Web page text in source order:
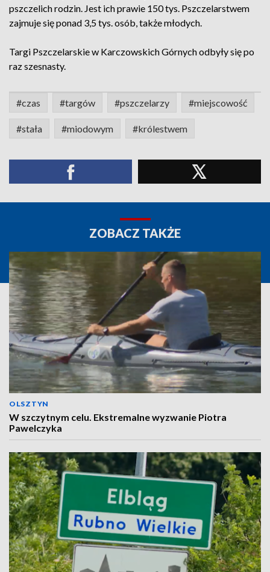
pszczelich rodzin. Jest ich prawie 150 tys. Pszczelarstwem
zajmuje się ponad 3,5 tys. osób, także młodych.
Targi Pszczelarskie w Karczowskich Górnych odbyły się po
raz szesnasty.
#czas #targów #pszczelarzy #miejscowość
#stała #miodowym #królestwem
ZOBACZ TAKŻE
OLSZTYN
W szczytnym celu. Ekstremalne wyzwanie Piotra
Pawelczyka